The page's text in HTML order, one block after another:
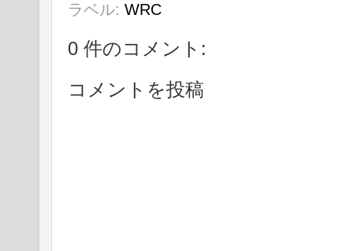
ラベル: WRC
0 件のコメント:
コメントを投稿